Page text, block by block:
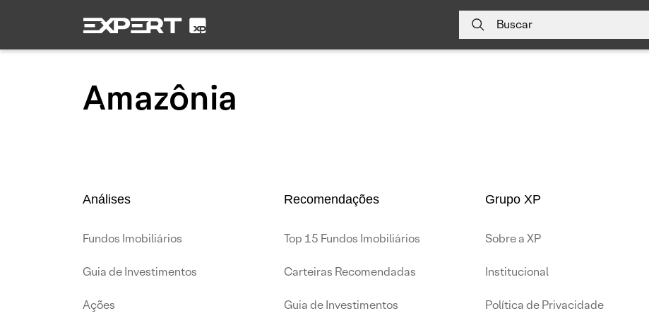
Buscar
Amazônia
Análises
Fundos Imobiliários
Guia de Investimentos
Ações
Recomendações
Top 15 Fundos Imobiliários
Carteiras Recomendadas
Guia de Investimentos
Grupo XP
Sobre a XP
Institucional
Política de Privacidade